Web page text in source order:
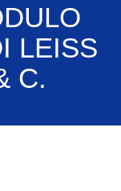
LEISS
C.